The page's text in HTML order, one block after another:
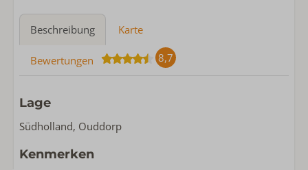
Beschreibung Karte
Bewertungen 8,7
Lage
Südholland, Ouddorp
Kenmerken